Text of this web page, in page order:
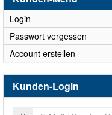
Login
Passwort vergessen
Account erstellen
Kunden-Login